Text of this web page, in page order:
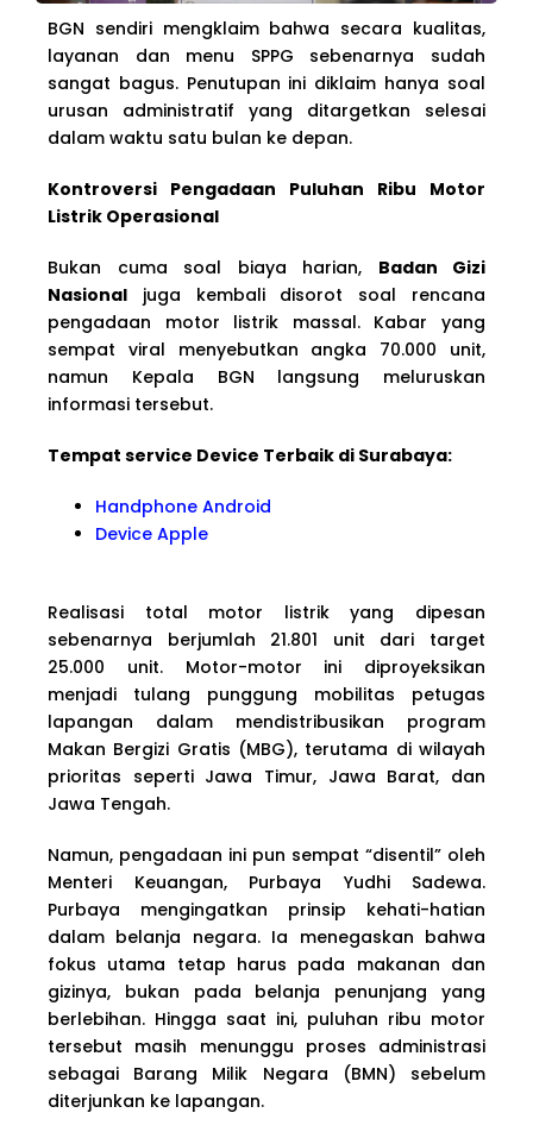
BGN sendiri mengklaim bahwa secara kualitas,
layanan dan menu SPPG sebenarnya sudah
sangat bagus. Penutupan ini diklaim hanya soal
urusan administratif yang ditargetkan selesai
dalam waktu satu bulan ke depan.
Kontroversi Pengadaan Puluhan Ribu Motor
Listrik Operasional
Bukan cuma soal biaya harian, Badan Gizi
Nasional juga kembali disorot soal rencana
pengadaan motor listrik massal. Kabar yang
sempat viral menyebutkan angka 70.000 unit,
namun Kepala BGN langsung meluruskan
informasi tersebut.
Tempat service Device Terbaik di Surabaya:
Handphone Android
Device Apple
Realisasi total motor listrik yang dipesan
sebenarnya berjumlah 21.801 unit dari target
25.000 unit. Motor-motor ini diproyeksikan
menjadi tulang punggung mobilitas petugas
lapangan dalam mendistribusikan program
Makan Bergizi Gratis (MBG), terutama di wilayah
prioritas seperti Jawa Timur, Jawa Barat, dan
Jawa Tengah.
Namun, pengadaan ini pun sempat “disentil” oleh
Menteri Keuangan, Purbaya Yudhi Sadewa.
Purbaya mengingatkan prinsip kehati-hatian
dalam belanja negara. Ia menegaskan bahwa
fokus utama tetap harus pada makanan dan
gizinya, bukan pada belanja penunjang yang
berlebihan. Hingga saat ini, puluhan ribu motor
tersebut masih menunggu proses administrasi
sebagai Barang Milik Negara (BMN) sebelum
diterjunkan ke lapangan.